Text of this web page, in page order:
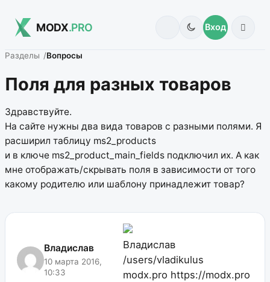
MODX.PRO Вход
Разделы Вопросы
Поля для разных товаров
Здравствуйте.
На сайте нужны два вида товаров с разными полями. Я
расширил таблицу ms2_products
и в ключе ms2_product_main_fields подключил их. А как
мне отображать/скрывать поля в зависимости от того
какому родителю или шаблону принадлежит товар?
Владислав
10 марта 2016,
10:33
Владислав
/users/vladikulus
modx.pro https://modx.pro